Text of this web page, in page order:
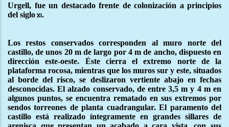
Urgell, fue un destacado frente de colonización a principios
del sigloxi.
Los restos conservados corresponden al muro norte del
castillo, de unos 20 m de largo por 4 m de ancho, dispuesto en
dirección este-oeste. Éste cierra el extremo norte de la
plataforma rocosa, mientras que los muros sur y este, situados
al borde del risco, se deslizaron vertiente abajo en fechas
desconocidas. El alzado conservado, de entre 3,5 m y 4 m en
algunos puntos, se encuentra rematado en sus extremos por
sendos torreones de planta cuadrangular. El paramento del
castillo está realizado íntegramente en grandes sillares de